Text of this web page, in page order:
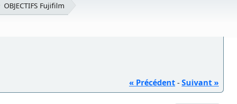
OBJECTIFS Fujifilm
« Précédent-Suivant »